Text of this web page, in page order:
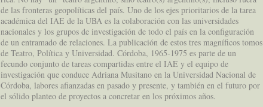
de las fronteras geopolíticas del país. Uno de los ejes prioritarios de la tarea
académica del IAE de la UBA es la colaboración con las universidades
nacionales y los grupos de investigación de todo el país en la configuración
de un entramado de relaciones. La publicación de estos tres magníficos tomos
de Teatro, Política y Universidad. Córdoba, 1965-1975 es parte de un
fecundo conjunto de tareas compartidas entre el IAE y el equipo de
investigación que conduce Adriana Musitano en la Universidad Nacional de
Córdoba, labores afianzadas en pasado y presente, y también en el futuro por
el sólido planteo de proyectos a concretar en los próximos años.